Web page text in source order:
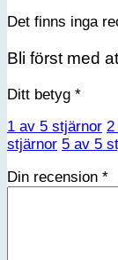
Det finns inga
Bli först med
Ditt betyg *
1 av 5 stjärnor 2
stjärnor 5 av 5
Din recension *